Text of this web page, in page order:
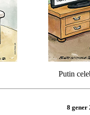
Putin
8 gener